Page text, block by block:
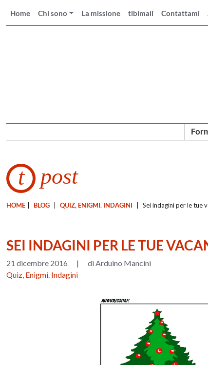
Home Chi sono La missione tibimail Contattami
t post
HOME BLOG QUIZ, ENIGMI. INDAGINI Sei indagini per le tue
SEI INDAGINI PER LE TUE
21 dicembre 2016 |
di Arduino Mancini
Quiz, Enigmi. Indagini